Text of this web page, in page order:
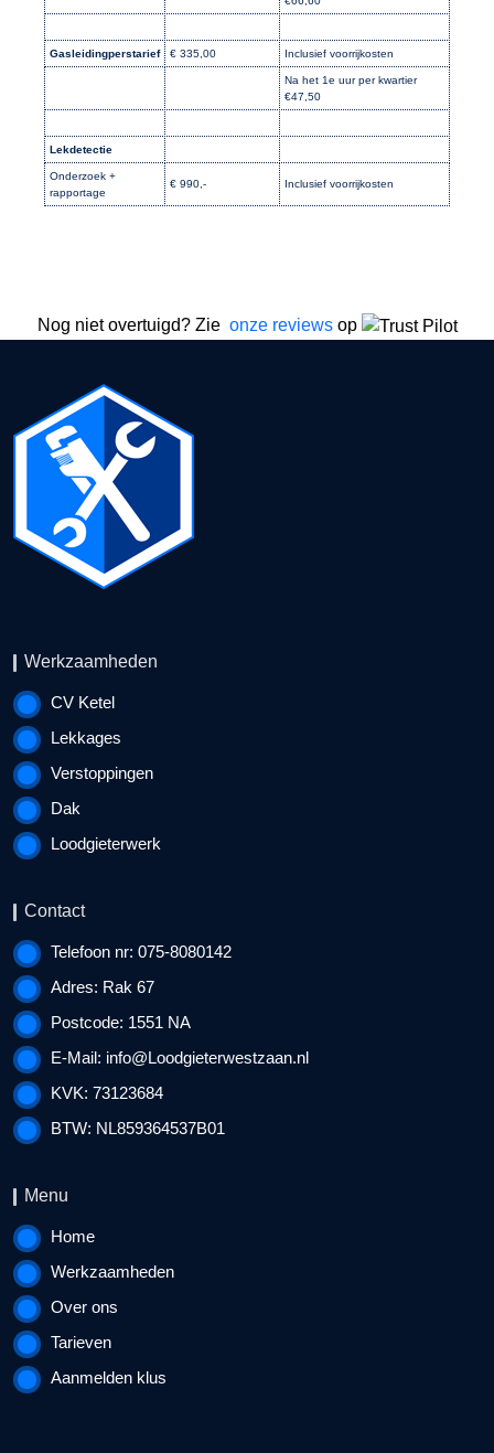
Gasleidingperstarief € 335,00 Inclusief voorrijkosten
Na het 1e uur per kwartier
€47,50
Lekdetectie
Onderzoek +
rapportage
€ 990,- Inclusief voorrijkosten
Nog niet overtuigd? Zie onze reviewsop
Werkzaamheden
CV Ketel
Lekkages
Verstoppingen
Dak
Loodgieterwerk
Contact
Telefoon nr: 075-8080142
Adres: Rak 67
Postcode: 1551 NA
E-Mail: info@Loodgieterwestzaan.nl
KVK: 73123684
BTW: NL859364537B01
Menu
Home
Werkzaamheden
Over ons
Tarieven
Aanmelden klus